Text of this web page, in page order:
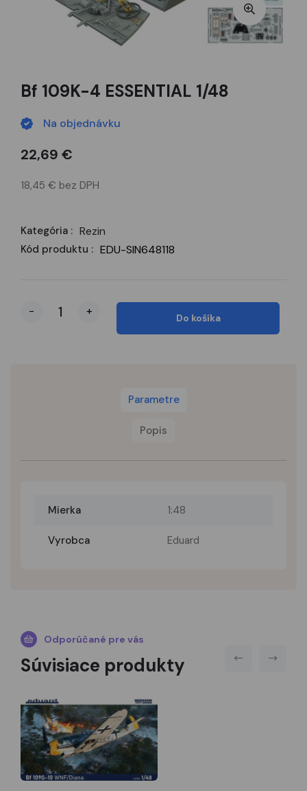
Bf 109K-4 ESSENTIAL 1/48
Na objednávku
22,69 €
18,45 € bez DPH
Kategória : Rezin
Kód produktu : EDU-SIN648118
- +
Do košíka
Parametre
Popis
Mierka 1:48
Vyrobca Eduard
Odporúčané pre vás
Súvisiace produkty